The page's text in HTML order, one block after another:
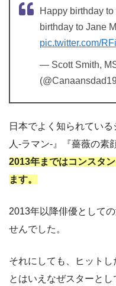
Happy birthday
birthday to Jane
pic.twitter.com/
— Scott Smith,
日本でよく知られてい
人-ラマン-』『薔薇の素
2013年まではコンスタ
ます。
2013年以降俳優として
せんでした。
それにしても、ヒット
とはいえなぜスターと